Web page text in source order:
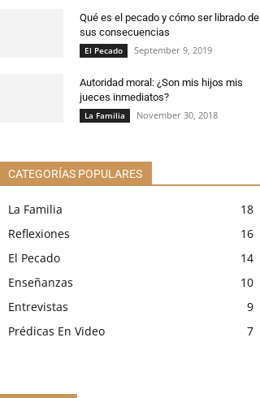
Qué es el pecado y cómo ser librado de
sus consecuencias
El Pecado September 9, 2019
Autoridad moral: ¿Son mis hijos mis
jueces inmediatos?
La Familia November 30, 2018
CATEGORÍAS POPULARES
La Familia
18
Reflexiones
16
El Pecado
14
Enseñanzas
10
Entrevistas
9
Prédicas En Video
7